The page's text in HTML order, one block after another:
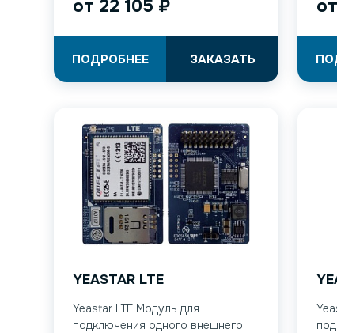
от 22 105 ₽
ЗАКАЗАТЬ
ПОДРОБНЕЕ
от
YEASTAR LTE
Yeastar LTE Модуль для
подключения одного внешнего